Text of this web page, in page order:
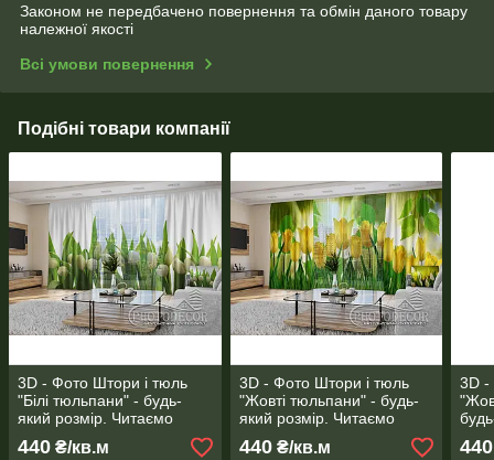
Законом не передбачено повернення та обмін даного товару
належної якості
Всі умови повернення
Подібні товари компанії
3D - Фото Штори і тюль
"Білі тюльпани" - будь-
який розмір. Читаємо
опис!
440 ₴/кв.м
3D - Фото Штори і тюль
"Жовті тюльпани" - будь-
який розмір. Читаємо
опис!
440₴/кв.м
3D -
440